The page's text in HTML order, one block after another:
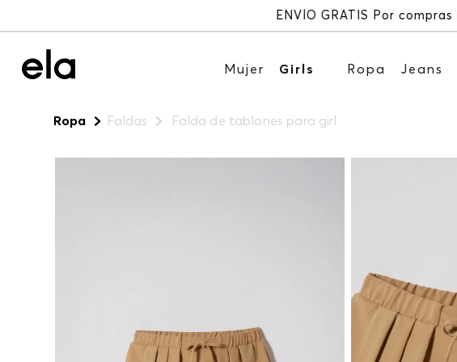
Mujer Girls Ropa Jeans
Ropa Faldas Falda de tablones para girl